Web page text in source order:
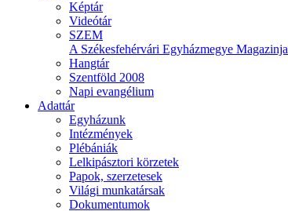
Képtár
Videótár
SZEM
A Székesfehérvári Egyházmegye Magazinja
Hangtár
Szentföld 2008
Napi evangélium
Adattár
Egyházunk
Intézmények
Plébániák
Lelkipásztori körzetek
Papok, szerzetesek
Világi munkatársak
Dokumentumok